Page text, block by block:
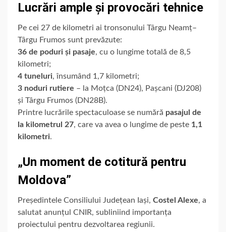
Lucrări ample și provocări tehnice
Pe cei 27 de kilometri ai tronsonului Târgu Neamț–
Târgu Frumos sunt prevăzute:
36 de poduri și pasaje, cu o lungime totală de 8,5
kilometri;
4 tuneluri, însumând 1,7 kilometri;
3 noduri rutiere – la Moțca (DN24), Pașcani (DJ208)
și Târgu Frumos (DN28B).
Printre lucrările spectaculoase se numără pasajul de
la kilometrul 27, care va avea o lungime de peste 1,1
kilometri.
„Un moment de cotitură pentru
Moldova”
Președintele Consiliului Județean Iași, Costel Alexe, a
salutat anunțul CNIR, subliniind importanța
proiectului pentru dezvoltarea regiunii.